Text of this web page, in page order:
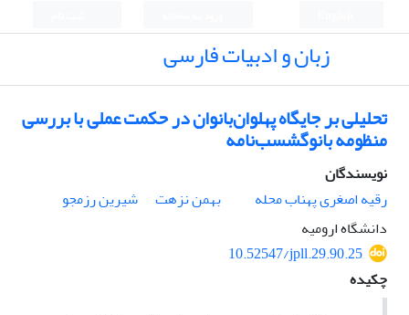
زبان و ادبیات فارسی
تحلیلی بر جایگاه پهلوان‌بانوان در حکمت عملی با بررسی
منظومه بانوگشسب‌نامه
نویسندگان
رقیه اصغری پهناب محله
بهمن نزهت
شیرین رزمجو
دانشگاه ارومیه
10.52547/jpll.29.90.25
چکیده